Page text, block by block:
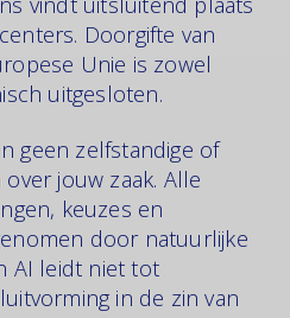
Doorgifte van
Unie is zowel
uitgesloten.
geen zelfstandige of
jouw zaak. Alle
keuzes en
door natuurlijke
AI leidt niet tot
in de zin van